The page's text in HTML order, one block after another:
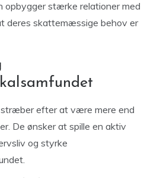
opbygger stærke relationer med
deres skattemæssige behov er
stræber efter at være mere end
De ønsker at spille en aktiv
og styrke